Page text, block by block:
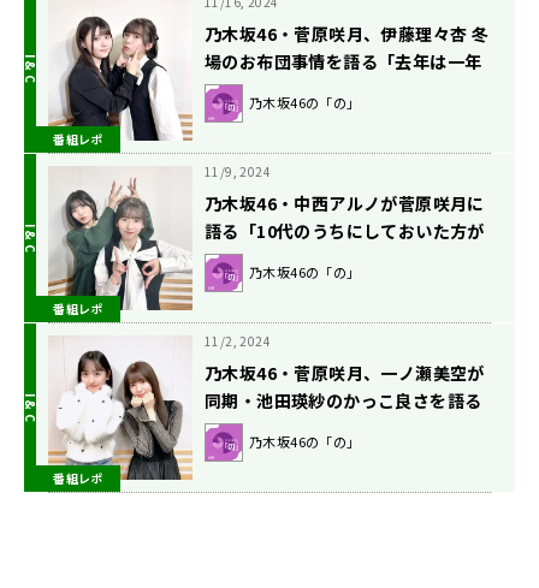
番組レポ
乃木坂46・菅原咲月、伊藤理々杏 冬
場のお布団事情を語る「去年は一年
中夏用の掛布団を使用しておりまし
た」
乃木坂46の「の」
番組レポ
11/9, 2024
乃木坂46・中西アルノが菅原咲月に
語る「10代のうちにしておいた方が
良いこと」とは？
乃木坂46の「の」
番組レポ
11/2, 2024
乃木坂46・菅原咲月、一ノ瀬美空が
同期・池田瑛紗のかっこ良さを語る
乃木坂46の「の」